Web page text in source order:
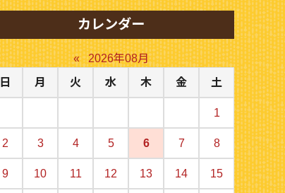
カレンダー
«
2026年08月
日
月 火 水 木 金 土
1
2 3 4 5 6 7 8
9 10 11 12 13 14 15